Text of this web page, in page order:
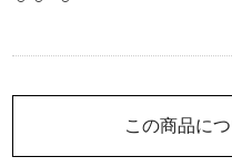
この商品に